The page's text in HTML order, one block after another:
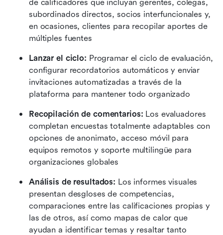
de calificadores que incluyan gerentes, colegas,
subordinados directos, socios interfuncionales y,
en ocasiones, clientes para recopilar aportes de
múltiples fuentes
Lanzar el ciclo: Programar el ciclo de evaluación,
configurar recordatorios automáticos y enviar
invitaciones automatizadas a través de la
plataforma para mantener todo organizado
Recopilación de comentarios: Los evaluadores
completan encuestas totalmente adaptables con
opciones de anonimato, acceso móvil para
equipos remotos y soporte multilingüe para
organizaciones globales
Análisis de resultados: Los informes visuales
presentan desgloses de competencias,
comparaciones entre las calificaciones propias y
las de otros, así como mapas de calor que
ayudan a identificar temas y resaltar tanto